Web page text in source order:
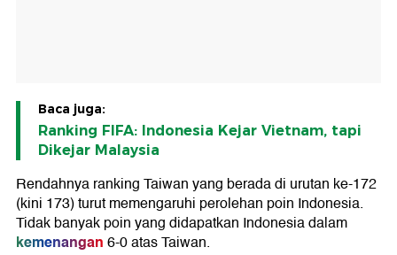
Baca juga:
Ranking FIFA: Indonesia Kejar Vietnam, tapi
Dikejar Malaysia
Rendahnya ranking Taiwan yang berada di urutan ke-172
(kini 173) turut memengaruhi perolehan poin Indonesia.
Tidak banyak poin yang didapatkan Indonesia dalam
kemenangan6-0 atas Taiwan.